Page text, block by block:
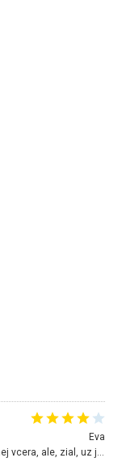
Eva
Hojdacka v Krpelanoch uz nie je, vysli sme si k nej vcera, ale, zial, uz je znicena. Ak sem planujete cestu len kvoli hojdacke, mozete si ju usetrit. Krasny vyhlad je tu vsak aj bez hojdacky :-)